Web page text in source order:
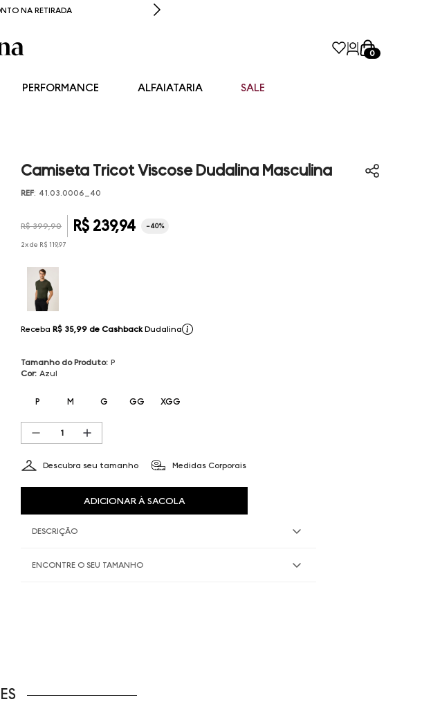
NA RETIRADA
0
PERFORMANCE ALFAIATARIA SALE
Camiseta Tricot Viscose Dudalina Masculina
REF: 41.03.0006_40
R$ 399,90 R$ 239,94 -40%
2x de R$ 119,97
Receba R$ 35,99 de Cashback Dudalina
Tamanho do Produto: P
Cor: Azul
P M G GG XGG
Descubra seu tamanho Medidas Corporais
ADICIONAR À SACOLA
DESCRIÇÃO
ENCONTRE O SEU TAMANHO